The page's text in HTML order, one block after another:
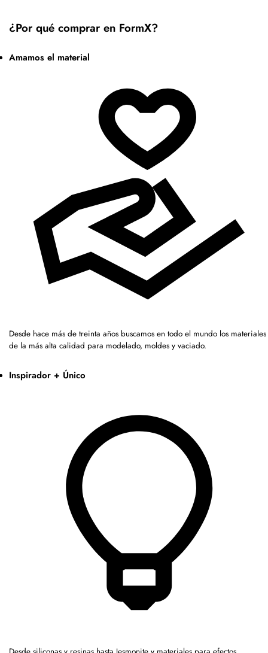
¿Por qué comprar en FormX?
Amamos el material
Desde hace más de treinta años buscamos en todo el mundo los materiales
de la más alta calidad para modelado, moldes y vaciado.
Inspirador + Único